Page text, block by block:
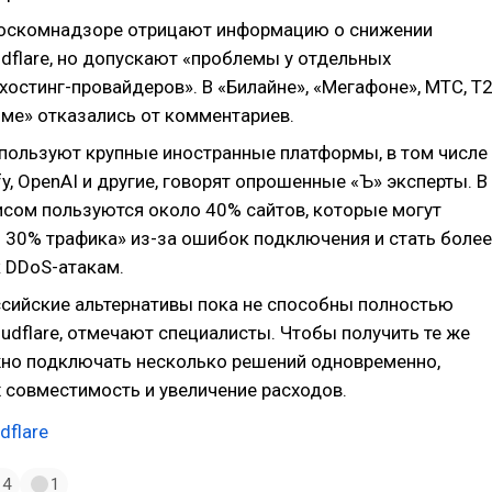
отрицают информацию о снижении
но допускают «проблемы у отдельных
провайдеров». В «Билайне», «Мегафоне», МТС, Т2
отказались от комментариев.
крупные иностранные платформы, в том числе
OpenAI и другие, говорят опрошенные «Ъ» эксперты. В
пользуются около 40% сайтов, которые могут
30% трафика» из-за ошибок подключения и стать более
атакам.
альтернативы пока не способны полностью
отмечают специалисты. Чтобы получить те же
подключать несколько решений одновременно,
совместимость и увеличение расходов.
4 1